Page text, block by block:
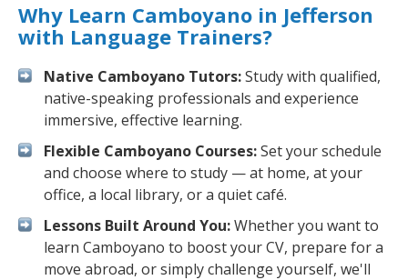
Why Learn Camboyano in Jefferson
with Language Trainers?
Native Camboyano Tutors:Study with qualified,
native-speaking professionals and experience
immersive, effective learning.
Flexible Camboyano Courses:Set your schedule
and choose where to study — at home, at your
office, a local library, or a quiet café.
Lessons Built Around You:Whether you want to
learn Camboyano to boost your CV, prepare for a
move abroad, or simply challenge yourself, we'll